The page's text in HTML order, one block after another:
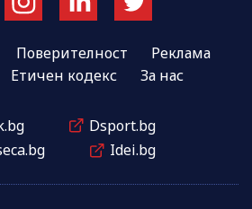
Поверителност
Реклама
Етичен кодекс За нас
Dsport.bg
Idei.bg